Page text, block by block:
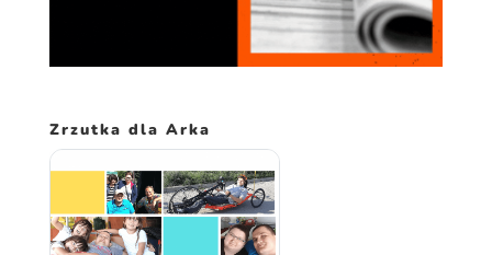
Zrzutka dla Arka